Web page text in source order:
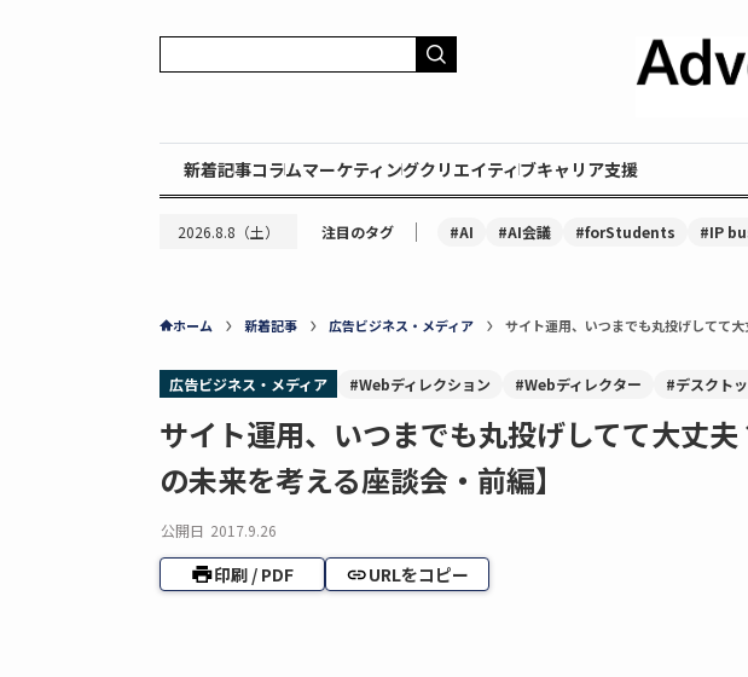
新着記事コラムマーケティングクリエイティブキャリア支援
2026.8.8（土） 注目のタグ ｜ #AI #AI会議 #forStudents #IP
ホーム 新着記事 広告ビジネス・メディア サイト運用、いつまでも丸投げしてて
広告ビジネス・メディア #Webディレクション #Webディレクター #デスクト
サイト運用、いつまでも丸投げしてて大丈
の未来を考える座談会・前編】
公開日 2017.9.26
印刷 / PDF URLをコピー